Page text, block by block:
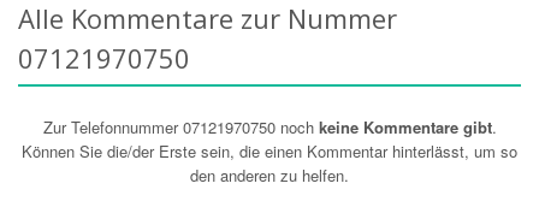
Alle Kommentare zur Nummer
07121970750
Zur Telefonnummer 07121970750 noch keine Kommentare gibt.
Können Sie die/der Erste sein, die einen Kommentar hinterlässt, um so
den anderen zu helfen.